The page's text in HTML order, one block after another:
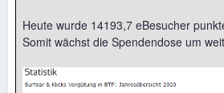
Heute wurde 14193,7 eBesucher
Somit wächst die Spendendose um